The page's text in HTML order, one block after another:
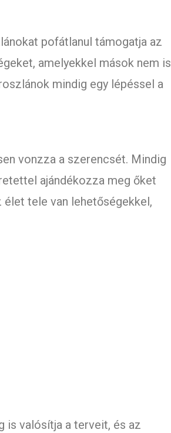
pofátlanul támogatja az
amelyekkel mások nem is
mindig egy lépéssel a
vonzza a szerencsét. Mindig
ajándékozza meg őket
tele van lehetőségekkel,
is valósítja a terveit, és az